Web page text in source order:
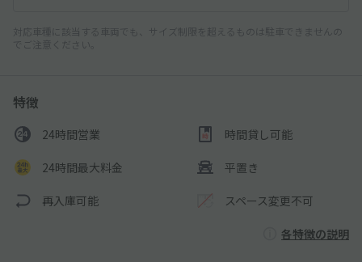
対応車種に該当する車両でも、サイズ制限を超えるものは駐車できませんの
でご注意ください。
特徴
24時間営業 時間貸し可能
24時間最大料金 平置き
再入庫可能 スペース変更不可
各特徴の説明